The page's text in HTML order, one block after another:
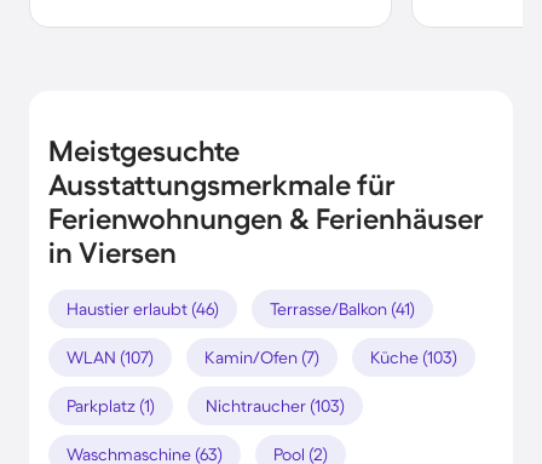
Meistgesuchte
Ausstattungsmerkmale für
Ferienwohnungen & Ferienhäuser
in Viersen
Haustier erlaubt (46) Terrasse/Balkon (41)
WLAN (107) Kamin/Ofen (7) Küche (103)
Parkplatz (1) Nichtraucher (103)
Waschmaschine (63) Pool (2)